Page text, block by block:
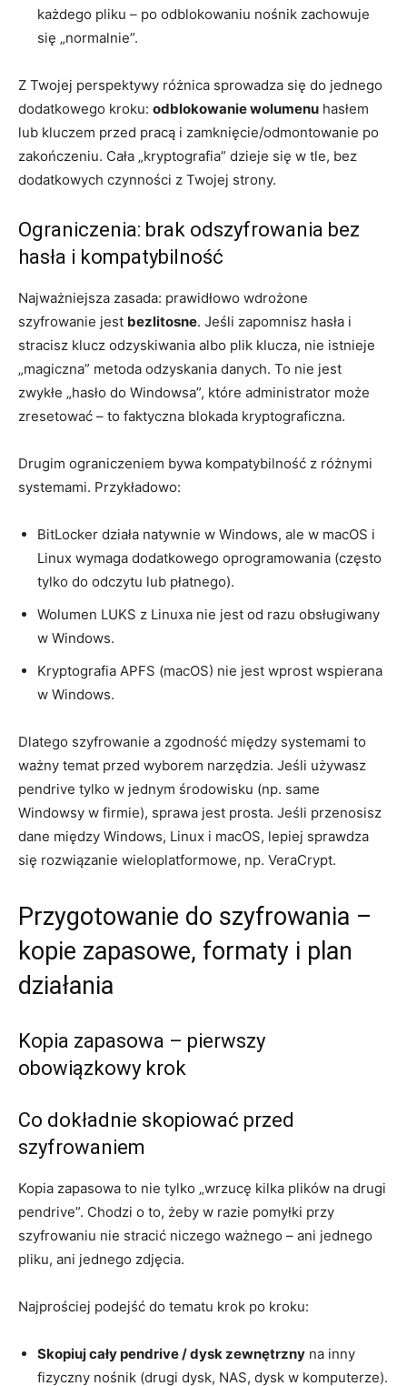
każdego pliku – po odblokowaniu nośnik zachowuje
się „normalnie”.
Z Twojej perspektywy różnica sprowadza się do jednego
dodatkowego kroku: odblokowanie wolumenu hasłem
lub kluczem przed pracą i zamknięcie/odmontowanie po
zakończeniu. Cała „kryptografia” dzieje się w tle, bez
dodatkowych czynności z Twojej strony.
Ograniczenia: brak odszyfrowania bez
hasła i kompatybilność
Najważniejsza zasada: prawidłowo wdrożone
szyfrowanie jest bezlitosne. Jeśli zapomnisz hasła i
stracisz klucz odzyskiwania albo plik klucza, nie istnieje
„magiczna” metoda odzyskania danych. To nie jest
zwykłe „hasło do Windowsa”, które administrator może
zresetować – to faktyczna blokada kryptograficzna.
Drugim ograniczeniem bywa kompatybilność z różnymi
systemami. Przykładowo:
BitLocker działa natywnie w Windows, ale w macOS i
Linux wymaga dodatkowego oprogramowania (często
tylko do odczytu lub płatnego).
Wolumen LUKS z Linuxa nie jest od razu obsługiwany
w Windows.
Kryptografia APFS (macOS) nie jest wprost wspierana
w Windows.
Dlatego szyfrowanie a zgodność między systemami to
ważny temat przed wyborem narzędzia. Jeśli używasz
pendrive tylko w jednym środowisku (np. same
Windowsy w firmie), sprawa jest prosta. Jeśli przenosisz
dane między Windows, Linux i macOS, lepiej sprawdza
się rozwiązanie wieloplatformowe, np. VeraCrypt.
Przygotowanie do szyfrowania –
kopie zapasowe, formaty i plan
działania
Kopia zapasowa – pierwszy
obowiązkowy krok
Co dokładnie skopiować przed
szyfrowaniem
Kopia zapasowa to nie tylko „wrzucę kilka plików na drugi
pendrive”. Chodzi o to, żeby w razie pomyłki przy
szyfrowaniu nie stracić niczego ważnego – ani jednego
pliku, ani jednego zdjęcia.
Najprościej podejść do tematu krok po kroku:
Skopiuj cały pendrive / dysk zewnętrzny na inny
fizyczny nośnik (drugi dysk, NAS, dysk w komputerze).